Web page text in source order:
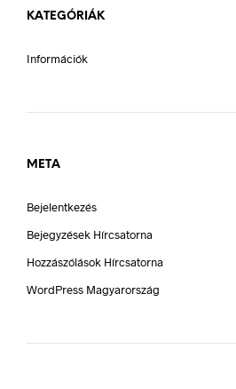
KATEGÓRIÁK
Információk
META
Bejelentkezés
Bejegyzések Hírcsatorna
Hozzászólások Hírcsatorna
WordPress Magyarország